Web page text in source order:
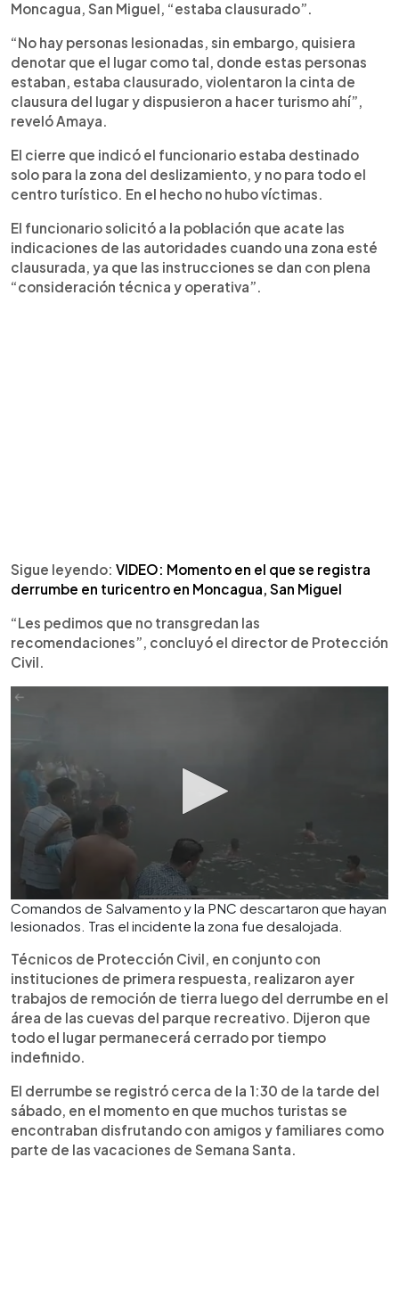
Moncagua, San Miguel, “estaba clausurado”.
“No hay personas lesionadas, sin embargo, quisiera
denotar que el lugar como tal, donde estas personas
estaban, estaba clausurado, violentaron la cinta de
clausura del lugar y dispusieron a hacer turismo ahí”,
reveló Amaya.
El cierre que indicó el funcionario estaba destinado
solo para la zona del deslizamiento, y no para todo el
centro turístico. En el hecho no hubo víctimas.
El funcionario solicitó a la población que acate las
indicaciones de las autoridades cuando una zona esté
clausurada, ya que las instrucciones se dan con plena
“consideración técnica y operativa”.
Sigue leyendo: VIDEO: Momento en el que se registra
derrumbe en turicentro en Moncagua, San Miguel
“Les pedimos que no transgredan las
recomendaciones”, concluyó el director de Protección
Civil.
Comandos de Salvamento y la PNC descartaron que hayan
lesionados. Tras el incidente la zona fue desalojada.
Técnicos de Protección Civil, en conjunto con
instituciones de primera respuesta, realizaron ayer
trabajos de remoción de tierra luego del derrumbe en el
área de las cuevas del parque recreativo. Dijeron que
todo el lugar permanecerá cerrado por tiempo
indefinido.
El derrumbe se registró cerca de la 1:30 de la tarde del
sábado, en el momento en que muchos turistas se
encontraban disfrutando con amigos y familiares como
parte de las vacaciones de Semana Santa.